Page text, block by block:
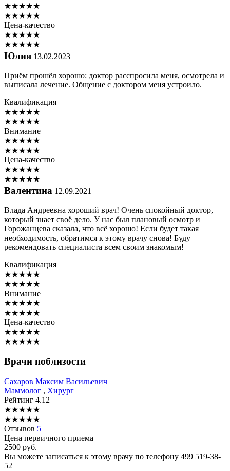
★★★★★
★★★★★
Цена-качество
★★★★★
★★★★★
Юлия 13.02.2023
Приём прошёл хорошо: доктор расспросила меня, осмотрела и
выписала лечение. Общение с доктором меня устроило.
Квалификация
★★★★★
★★★★★
Внимание
★★★★★
★★★★★
Цена-качество
★★★★★
★★★★★
Валентина 12.09.2021
Влада Андреевна хороший врач! Очень спокойный доктор,
который знает своё дело. У нас был плановый осмотр и
Горожанцева сказала, что всё хорошо! Если будет такая
необходимость, обратимся к этому врачу снова! Буду
рекомендовать специалиста всем своим знакомым!
Квалификация
★★★★★
★★★★★
Внимание
★★★★★
★★★★★
Цена-качество
★★★★★
★★★★★
Врачи поблизости
Сахаров Максим Васильевич
Маммолог , Хирург
Рейтинг 4.12
★★★★★
★★★★★
Отзывов 5
Цена первичного приема
2500 руб.
Вы можете записаться к этому врачу по телефону 499 519-38-
52